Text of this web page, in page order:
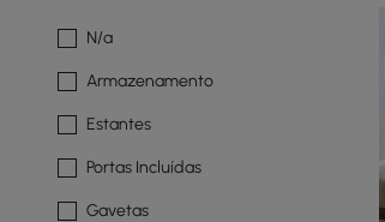
N/a
Armazenamento
Estantes
Portas Incluídas
Gavetas